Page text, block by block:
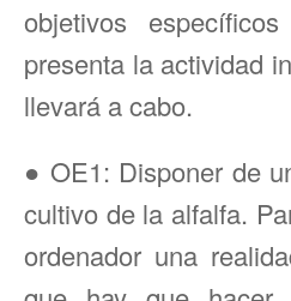
objetivos
presenta la actividad
llevará a cabo.
● OE1: Disponer de
cultivo de la alfalfa.
ordenador una